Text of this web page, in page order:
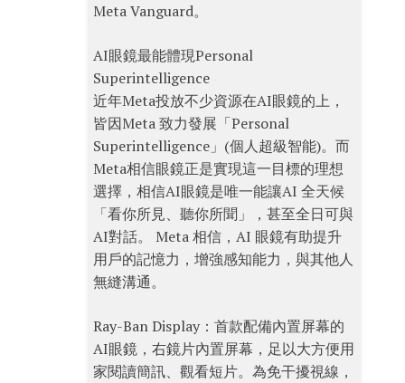
Meta Vanguard。
AI眼鏡最能體現Personal
Superintelligence
近年Meta投放不少資源在AI眼鏡的上，
皆因Meta 致力發展「Personal
Superintelligence」(個人超級智能)。而
Meta相信眼鏡正是實現這一目標的理想
選擇，相信AI眼鏡是唯一能讓AI 全天候
「看你所見、聽你所聞」，甚至全日可與
AI對話。 Meta 相信，AI 眼鏡有助提升
用戶的記憶力，增強感知能力，與其他人
無縫溝通。
Ray-Ban Display：首款配備內置屏幕的
AI眼鏡，右鏡片內置屏幕，足以大方便用
家閱讀簡訊、觀看短片。為免干擾視線，